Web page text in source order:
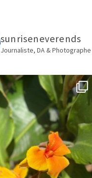
sunriseneverends
Journaliste, DA & Photographe